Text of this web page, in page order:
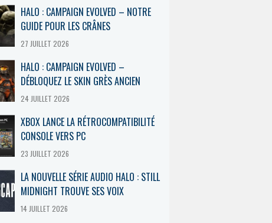
HALO : CAMPAIGN EVOLVED – NOTRE
GUIDE POUR LES CRÂNES
27 JUILLET 2026
HALO : CAMPAIGN EVOLVED –
DÉBLOQUEZ LE SKIN GRÈS ANCIEN
24 JUILLET 2026
XBOX LANCE LA RÉTROCOMPATIBILITÉ
CONSOLE VERS PC
23 JUILLET 2026
LA NOUVELLE SÉRIE AUDIO HALO : STILL
MIDNIGHT TROUVE SES VOIX
14 JUILLET 2026